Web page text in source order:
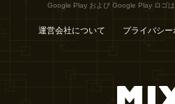
Google Play および Google Play ロゴ
運営会社について プライバシー